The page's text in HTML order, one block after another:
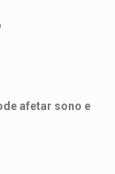
afetar sono e